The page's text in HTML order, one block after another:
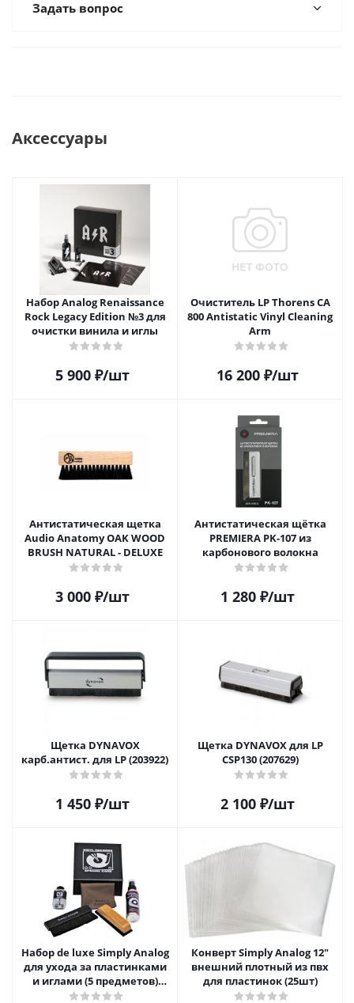
Задать вопрос
Аксессуары
Набор Analog Renaissance
Rock Legacy Edition №3 для
очистки винила и иглы
5 900₽/шт
Очиститель LP Thorens CA
800 Antistatic Vinyl Cleaning
Arm
16 200₽/шт
Антистатическая щетка
Audio Anatomy OAK WOOD
BRUSH NATURAL - DELUXE
3 000₽/шт
Антистатическая щётка
PREMIERA PK-107 из
карбонового волокна
1 280₽/шт
Щетка DYNAVOX
карб.антист. для LP (203922)
1 450₽/шт
Щетка DYNAVOX для LP
CSP130 (207629)
2 100₽/шт
Набор de luxe Simply Analog
для ухода за пластинками
и иглами (5 предметов)
SAVC003
Конверт Simply Analog 12"
внешний плотный из пвх
для пластинок (25шт)